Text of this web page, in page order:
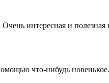
интересная и
что-нибудь